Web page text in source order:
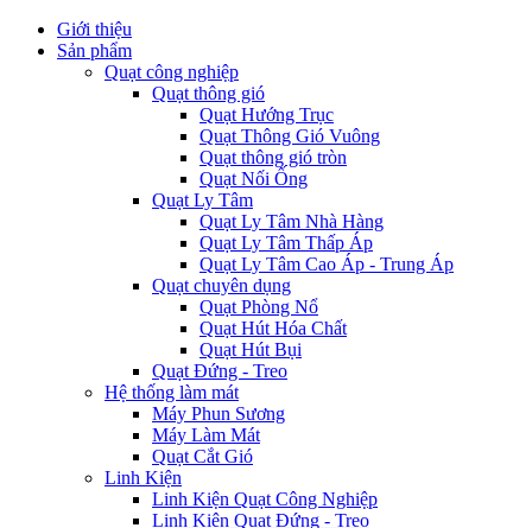
Giới thiệu
Sản phẩm
Quạt công nghiệp
Quạt thông gió
Quạt Hướng Trục
Quạt Thông Gió Vuông
Quạt thông gió tròn
Quạt Nối Ống
Quạt Ly Tâm
Quạt Ly Tâm Nhà Hàng
Quạt Ly Tâm Thấp Áp
Quạt Ly Tâm Cao Áp - Trung Áp
Quạt chuyên dụng
Quạt Phòng Nổ
Quạt Hút Hóa Chất
Quạt Hút Bụi
Quạt Đứng - Treo
Hệ thống làm mát
Máy Phun Sương
Máy Làm Mát
Quạt Cắt Gió
Linh Kiện
Linh Kiện Quạt Công Nghiệp
Linh Kiện Quạt Đứng - Treo